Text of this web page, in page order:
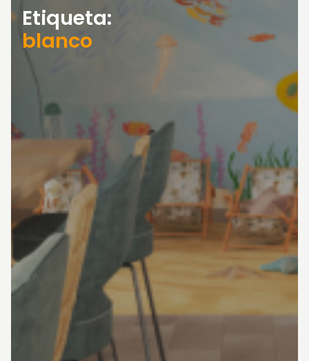
Etiqueta:
blanco